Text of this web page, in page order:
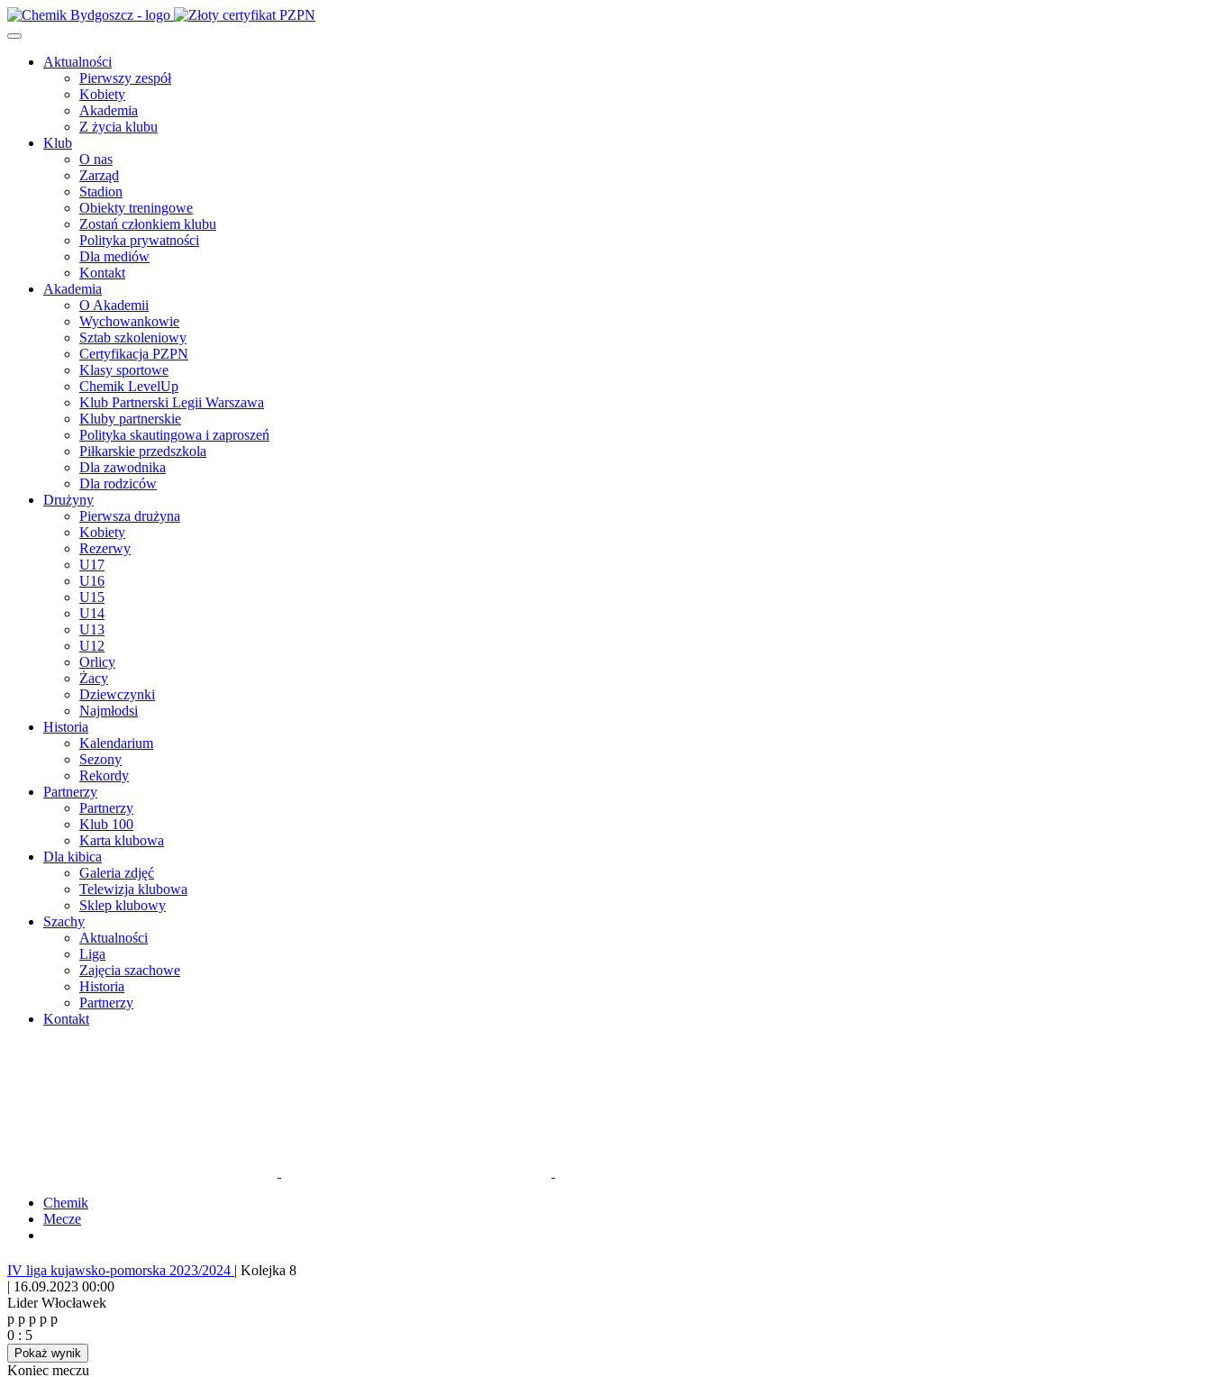
Aktualności
Pierwszy zespół
Kobiety
Akademia
Z życia klubu
Klub
O nas
Zarząd
Stadion
Obiekty treningowe
Zostań członkiem klubu
Polityka prywatności
Dla mediów
Kontakt
Akademia
O Akademii
Wychowankowie
Sztab szkoleniowy
Certyfikacja PZPN
Klasy sportowe
Chemik LevelUp
Klub Partnerski Legii Warszawa
Kluby partnerskie
Polityka skautingowa i zaproszeń
Piłkarskie przedszkola
Dla zawodnika
Dla rodziców
Drużyny
Pierwsza drużyna
Kobiety
Rezerwy
U17
U16
U15
U14
U13
U12
Orlicy
Żacy
Dziewczynki
Najmłodsi
Historia
Kalendarium
Sezony
Rekordy
Partnerzy
Partnerzy
Klub 100
Karta klubowa
Dla kibica
Galeria zdjęć
Telewizja klubowa
Sklep klubowy
Szachy
Aktualności
Liga
Zajęcia szachowe
Historia
Partnerzy
Kontakt
Chemik
Mecze
IV liga kujawsko-pomorska 2023/2024 | Kolejka 8
| 16.09.2023 00:00
Lider Włocławek
p p p p p
0 : 5
Pokaż wynik
Koniec meczu